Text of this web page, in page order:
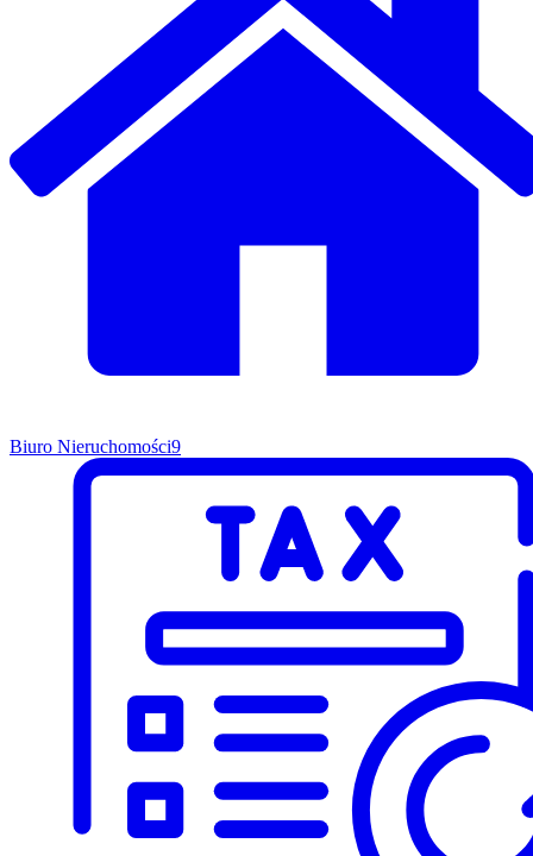
Biuro Nieruchomości9